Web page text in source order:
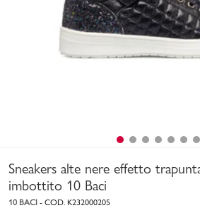
Sneakers alte nere effetto
imbottito 10 Baci
10 BACI - COD. K232000205